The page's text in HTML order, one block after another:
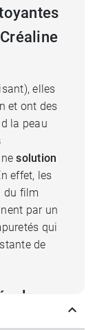
elles
et ont des
la peau
solution
effet, les
du film
par un
qui
de
des